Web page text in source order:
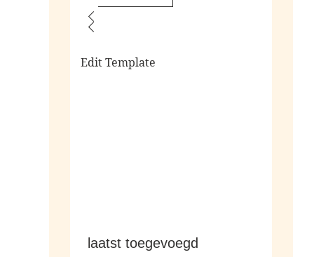
Edit Template
laatst toegevoegd